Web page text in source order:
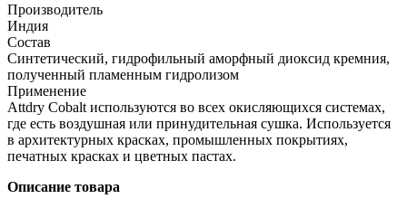
Производитель
Индия
Состав
Синтетический, гидрофильный аморфный диоксид кремния,
полученный пламенным гидролизом
Применение
Attdry Cobalt используются во всех окисляющихся системах,
где есть воздушная или принудительная сушка. Используется
в архитектурных красках, промышленных покрытиях,
печатных красках и цветных пастах.
Описание товара